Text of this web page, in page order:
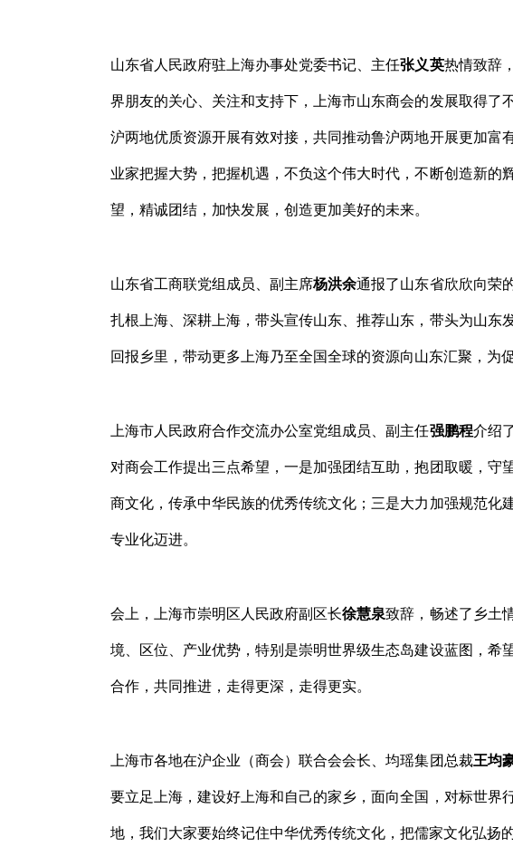
山东省人民政府驻上海办事处党委书记、主任张义英热情致辞
界朋友的关心、关注和支持下，上海市山东商会的发展取得了
沪两地优质资源开展有效对接，共同推动鲁沪两地开展更加富
业家把握大势，把握机遇，不负这个伟大时代，不断创造新的
望，精诚团结，加快发展，创造更加美好的未来。
山东省工商联党组成员、副主席杨洪余通报了山东省欣欣向荣
扎根上海、深耕上海，带头宣传山东、推荐山东，带头为山东
回报乡里，带动更多上海乃至全国全球的资源向山东汇聚，为
上海市人民政府合作交流办公室党组成员、副主任强鹏程介绍
对商会工作提出三点希望，一是加强团结互助，抱团取暖，守
商文化，传承中华民族的优秀传统文化；三是大力加强规范化
专业化迈进。
会上，上海市崇明区人民政府副区长徐慧泉致辞，畅述了乡土
境、区位、产业优势，特别是崇明世界级生态岛建设蓝图，希
合作，共同推进，走得更深，走得更实。
上海市各地在沪企业（商会）联合会会长、均瑶集团总裁王均
要立足上海，建设好上海和自己的家乡，面向全国，对标世界
地，我们大家要始终记住中华优秀传统文化，把儒家文化弘扬的